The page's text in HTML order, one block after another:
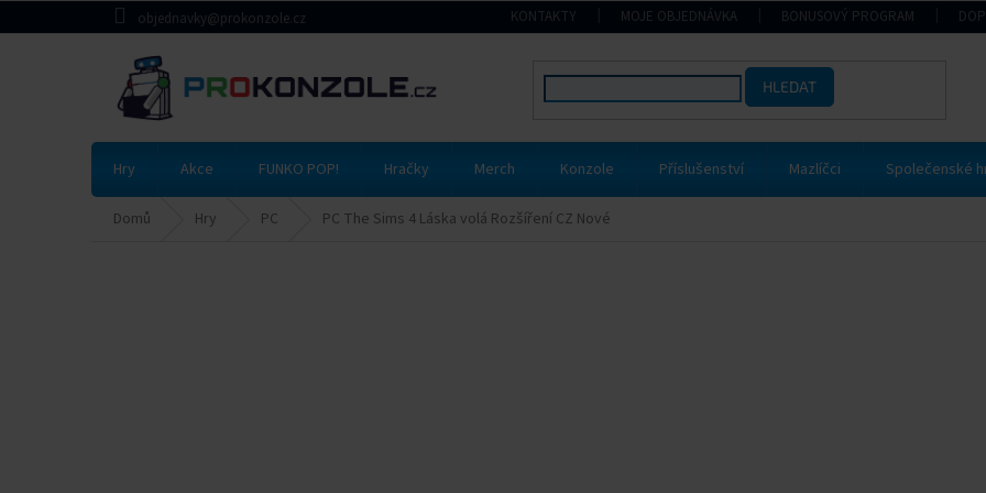
na
objednavky@prokonzole.cz KONTAKTY MOJE OBJEDNÁVKA BONUSOVÝ PROGRAM
HLEDAT
Hry Akce FUNKO POP! Hračky Merch Konzole Příslušenství Mazlíčci Společenské
Domů Hry PC PC The Sims 4 Láska volá Rozšíření CZ Nové